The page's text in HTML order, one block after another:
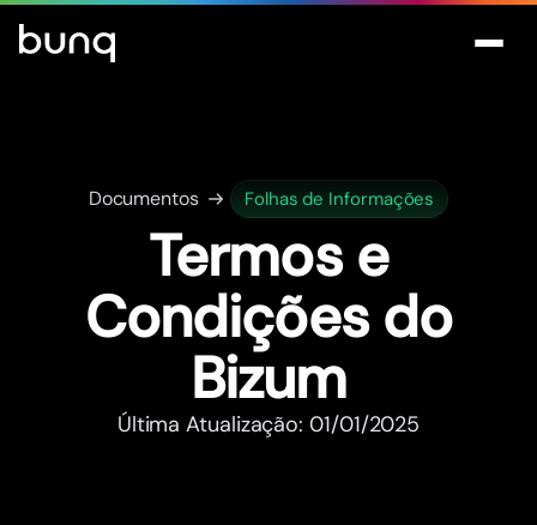
Documentos Folhas de Informações
Termos e
Condições do
Bizum
Última Atualização: 01/01/2025